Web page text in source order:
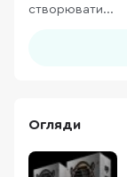
створювати...
Огляди